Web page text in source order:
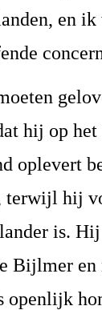
en
hij op
oplevert
terwijl hij
is.
Bijlmer